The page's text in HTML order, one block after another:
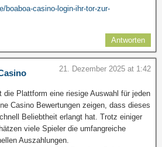
boaboa-casino-login-ihr-tor-zur-
Antworten
21. Dezember 2025 at 1:42
die Plattform eine riesige Auswahl für jeden
Casino Bewertungen zeigen, dass dieses
Beliebtheit erlangt hat. Trotz einiger
viele Spieler die umfangreiche
Auszahlungen.